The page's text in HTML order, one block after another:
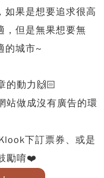
如果是想要追求很高
，但是無果想要無
的城市~
的動力🙌🏻
站做成沒有廣告的環
下訂票券、或是
勵唷❤️